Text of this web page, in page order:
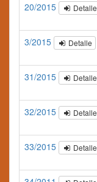
20/2015
Detalle
3/2015
Detalle
31/2015
Detalle
32/2015
Detalle
33/2015
Detalle